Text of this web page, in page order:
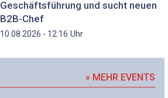
Geschäftsführung und sucht neuen
B2B-Chef
10.08.2026 - 12:16 Uhr
» MEHR EVENTS